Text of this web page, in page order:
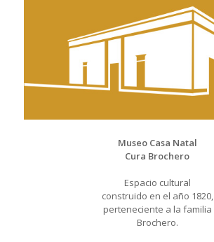
Museo Casa Natal
Cura Brochero
Espacio cultural
construido en el año 1820,
perteneciente a la familia
Brochero.